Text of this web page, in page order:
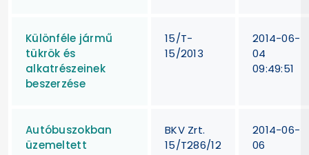
Különféle jármű
tükrök és
alkatrészeinek
beszerzése
15/T-
15/2013
2014-06-
04
09:49:51
Autóbuszokban
üzemeltett
BKV Zrt.
15/T286/12
2014-06-
06